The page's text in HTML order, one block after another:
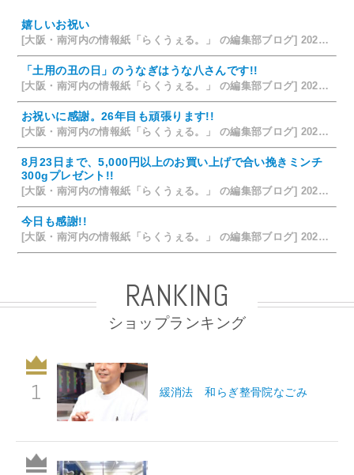
嬉しいお祝い
[大阪・南河内の情報紙「らくうぇる。」 の編集部ブログ] 2026/07/28 18:42
「土用の丑の日」のうなぎはうな八さんです!!
[大阪・南河内の情報紙「らくうぇる。」 の編集部ブログ] 2026/07/26 14:12
お祝いに感謝。26年目も頑張ります!!
[大阪・南河内の情報紙「らくうぇる。」 の編集部ブログ] 2026/07/25 15:35
8月23日まで、5,000円以上のお買い上げで合い挽きミンチ
300gプレゼント!!
[大阪・南河内の情報紙「らくうぇる。」 の編集部ブログ] 2026/07/24 15:31
今日も感謝!!
[大阪・南河内の情報紙「らくうぇる。」 の編集部ブログ] 2026/07/23 19:32
RANKING
ショップランキング
緩消法 和らぎ整骨院なごみ